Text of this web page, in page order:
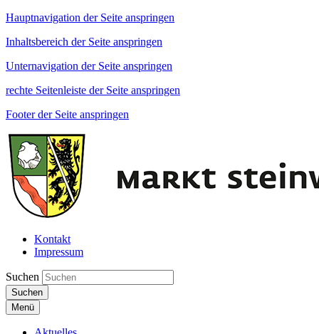
Hauptnavigation der Seite anspringen
Inhaltsbereich der Seite anspringen
Unternavigation der Seite anspringen
rechte Seitenleiste der Seite anspringen
Footer der Seite anspringen
Kontakt
Impressum
Suchen
Suchen
Menü